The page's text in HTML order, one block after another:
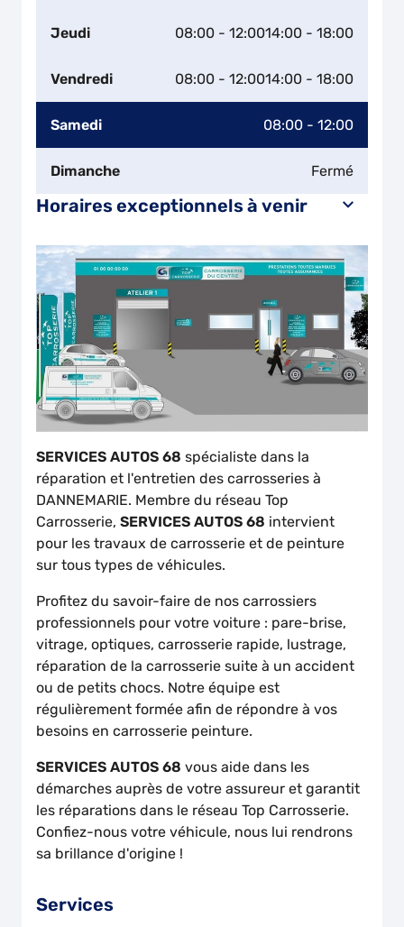
Jeudi 08:00 - 12:0014:00 - 18:00
Vendredi 08:00 - 12:0014:00 - 18:00
Samedi 08:00 - 12:00
Dimanche Fermé
Horaires exceptionnels à venir
SERVICES AUTOS 68 spécialiste dans la
réparation et l'entretien des carrosseries à
DANNEMARIE. Membre du réseau Top
Carrosserie, SERVICES AUTOS 68 intervient
pour les travaux de carrosserie et de peinture
sur tous types de véhicules.
Profitez du savoir-faire de nos carrossiers
professionnels pour votre voiture : pare-brise,
vitrage, optiques, carrosserie rapide, lustrage,
réparation de la carrosserie suite à un accident
ou de petits chocs. Notre équipe est
régulièrement formée afin de répondre à vos
besoins en carrosserie peinture.
SERVICES AUTOS 68 vous aide dans les
démarches auprès de votre assureur et garantit
les réparations dans le réseau Top Carrosserie.
Confiez-nous votre véhicule, nous lui rendrons
sa brillance d'origine !
Services